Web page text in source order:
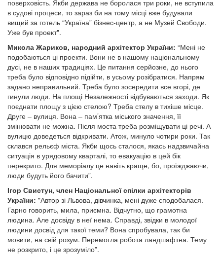
поверховість. Якби держава не боролася три роки, не вступила
в судові процеси, то зараз би на тому місці вже будували
вищий за готель “Україна” бізнес-центр, а не Музей Свободи.
Уже був проект".
Микола Жариков, народний архітектор України: “Мені не
подобаються ці проекти. Вони не в нашому національному
дусі, не в наших традиціях. Це питання серйозне, до нього
треба було відповідно підійти, в усьому розібратися. Напрям
задано неправильний. Треба було зосередити все вгорі, де
гинули люди. На площі Незалежності відбуваються заходи. Як
поєднати площу з цією стелою? Треба стелу в тихіше місце.
Друге – вулиця. Вона – пам’ятка міського значення, її
змінювати не можна. Після моста треба розміщувати ці речі. А
вулицю доведеться відкривати. Атож, минуло чотири роки. Так
склався рельєф міста. Якби щось сталося, якась надзвичайна
ситуація в урядовому кварталі, то евакуацію в цей бік
перекрито. Для меморіалу це навіть краще, бо, проїжджаючи,
люди будуть його бачити”.
Ігор Свистун, член Національної спілки архітекторів
України: "Автор зі Львова, дівчинка, мені дуже сподобалася.
Гарно говорить, мила, приємна. Відчутно, що грамотна
людина. Але досвіду в неї нема. Справді, звідки в молодої
людини досвід для такої теми? Вона спробувала, так би
мовити, на свій розум. Перемогла робота ландшафтна. Тему
не розкрито, і це зрозуміло”.